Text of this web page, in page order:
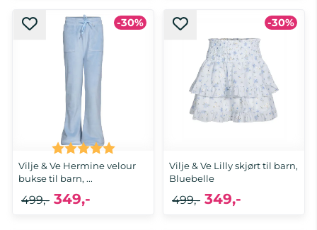
-30%
Vilje & Ve Hermine velour
bukse til barn, ...
349,-
499,-
Karakter: 5.0 av 5 mulige
-30%
Vilje & Ve Lilly skjørt til barn,
Bluebelle
349,-
499,-